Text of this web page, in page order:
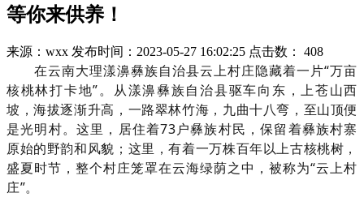
等你来供养！
来源：wxx 发布时间：2023-05-27 16:02:25 点击数： 408
在云南大理漾濞彝族自治县云上村庄隐藏着一片“万亩
核桃林打卡地”。从漾濞彝族自治县驱车向东，上苍山西
坡，海拔逐渐升高，一路翠林竹海，九曲十八弯，至山顶便
是光明村。这里，居住着73户彝族村民，保留着彝族村寨
原始的野韵和风貌；这里，有着一万株百年以上古核桃树，
盛夏时节，整个村庄笼罩在云海绿荫之中，被称为“云上村
庄”。